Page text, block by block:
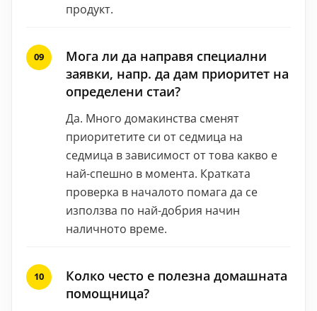
продукт.
Мога ли да направя специални
заявки, напр. да дам приоритет на
определени стаи?
Да. Много домакинства сменят
приоритетите си от седмица на
седмица в зависимост от това какво е
най-спешно в момента. Кратката
проверка в началото помага да се
използва по най-добрия начин
наличното време.
Колко често е полезна домашната
помощница?